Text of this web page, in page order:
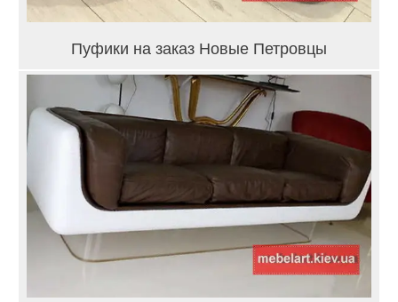
Пуфики на заказ Новые Петровцы